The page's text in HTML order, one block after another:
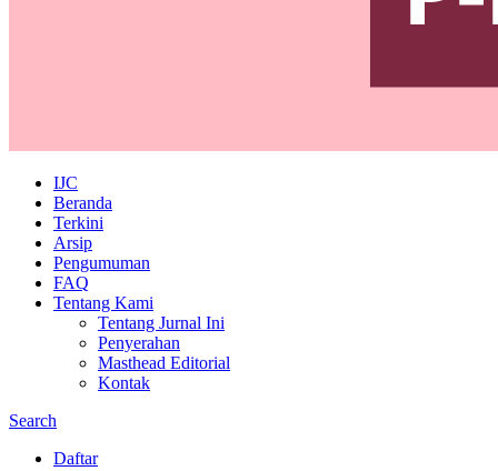
IJC
Beranda
Terkini
Arsip
Pengumuman
FAQ
Tentang Kami
Tentang Jurnal Ini
Penyerahan
Masthead Editorial
Kontak
Search
Daftar